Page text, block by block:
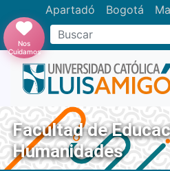
Apartadó Bogotá
Buscar
Nos
Cuidamos
Facultad de
Humanidades